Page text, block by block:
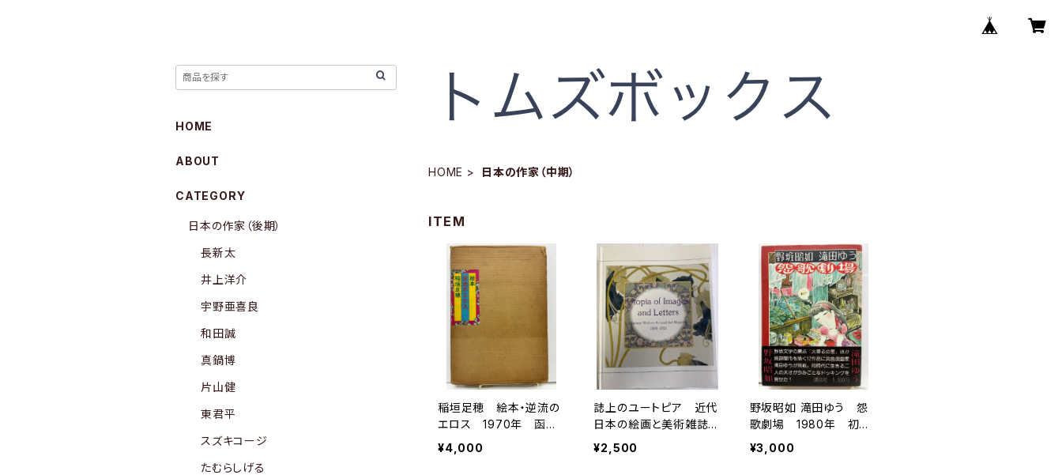
HOME 日本の作家（中期）
ITEM
稲垣足穂 絵本・逆流の
エロス 1970年 函
現代ブック社
¥4,000
誌上のユートピア 近代
日本の絵画と美術雑誌18
89-1915 神奈川県立近
代美術館(編) 美術館連
¥2,500
野坂昭如 滝田ゆう 怨
歌劇場 1980年 初
版 帯 講談社
¥3,000
HOME
ABOUT
CATEGORY
日本の作家（後期）
長新太
井上洋介
宇野亜喜良
和田誠
真鍋博
片山健
東君平
スズキコージ
たむらしげる